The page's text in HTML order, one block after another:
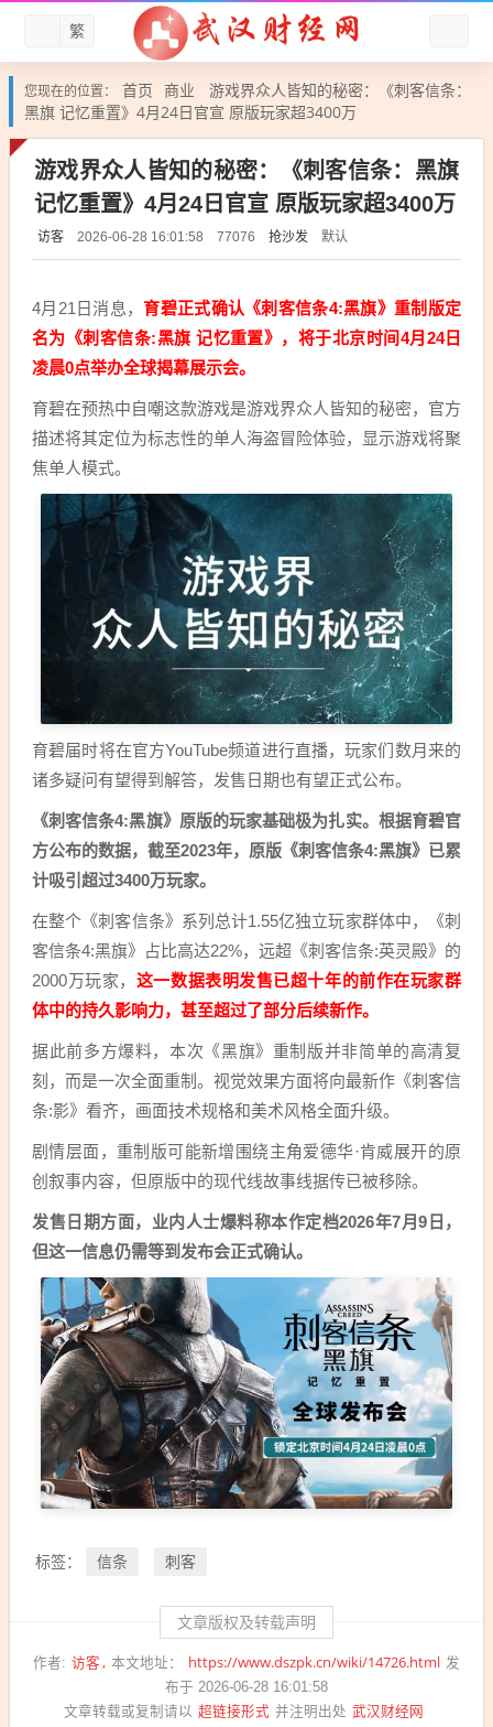
繁
您现在的位置： 首页 商业
游戏界众人皆知的秘密：《刺客信条：
黑旗 记忆重置》4月24日官宣 原版玩家超3400万
游戏界众人皆知的秘密：《刺客信条：黑旗
记忆重置》4月24日官宣 原版玩家超3400万
访客 2026-06-28 16:01:58 77076 抢沙发 默认
4月21日消息， 育碧正式确认《刺客信条4:黑旗》重制版定
名为《刺客信条:黑旗 记忆重置》，将于北京时间4月24日
凌晨0点举办全球揭幕展示会。
育碧在预热中自嘲这款游戏是游戏界众人皆知的秘密，官方
描述将其定位为标志性的单人海盗冒险体验，显示游戏将聚
焦单人模式。
育碧届时将在官方YouTube频道进行直播，玩家们数月来的
诸多疑问有望得到解答，发售日期也有望正式公布。
《刺客信条4:黑旗》原版的玩家基础极为扎实。根据育碧官
方公布的数据，截至2023年，原版《刺客信条4:黑旗》已累
计吸引超过3400万玩家。
在整个《刺客信条》系列总计1.55亿独立玩家群体中，《刺
客信条4:黑旗》占比高达22%，远超《刺客信条:英灵殿》的
2000万玩家， 这一数据表明发售已超十年的前作在玩家群
体中的持久影响力，甚至超过了部分后续新作。
据此前多方爆料，本次《黑旗》重制版并非简单的高清复
刻，而是一次全面重制。视觉效果方面将向最新作《刺客信
条:影》看齐，画面技术规格和美术风格全面升级。
剧情层面，重制版可能新增围绕主角爱德华·肯威展开的原
创叙事内容，但原版中的现代线故事线据传已被移除。
发售日期方面，业内人士爆料称本作定档2026年7月9日，
但这一信息仍需等到发布会正式确认。
标签： 信条 刺客
文章版权及转载声明
作者: 访客 本文地址： https://www.dszpk.cn/wiki/14726.html 发
布于 2026-06-28 16:01:58
文章转载或复制请以 超链接形式 并注明出处 武汉财经网